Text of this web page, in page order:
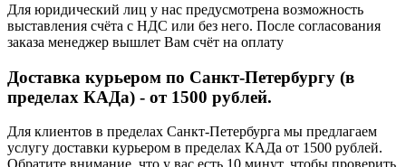
Для юридический лиц у нас предусмотрена возможность
выставления счёта с НДС или без него. После согласования
заказа менеджер вышлет Вам счёт на оплату
Доставка курьером по Санкт-Петербургу (в
пределах КАДа) - от 1500 рублей.
Для клиентов в пределах Санкт-Петербурга мы предлагаем
услугу доставки курьером в пределах КАДа от 1500 рублей.